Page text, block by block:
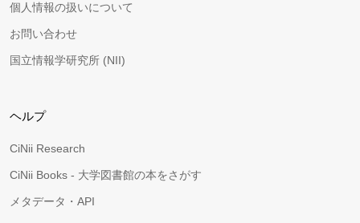
個人情報の扱いについて
お問い合わせ
国立情報学研究所 (NII)
ヘルプ
CiNii Research
CiNii Books - 大学図書館の本をさがす
メタデータ・API